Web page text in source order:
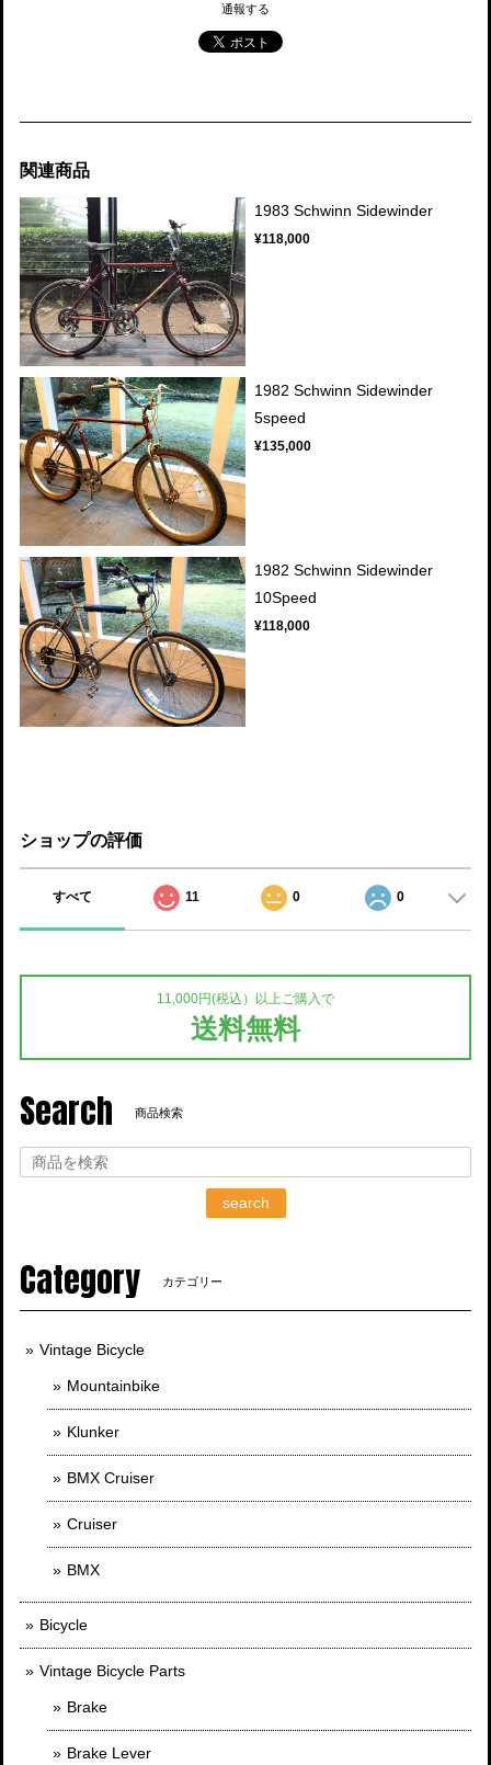
通報する
関連商品
1983 Schwinn Sidewinder
¥118,000
1982 Schwinn Sidewinder
5speed
¥135,000
1982 Schwinn Sidewinder
10Speed
¥118,000
ショップの評価
すべて 11 0 0
11,000円(税込）以上ご購入で
送料無料
Search 商品検索
search
Category カテゴリー
Vintage Bicycle
Mountainbike
Klunker
BMX Cruiser
Cruiser
BMX
Bicycle
Vintage Bicycle Parts
Brake
Brake Lever